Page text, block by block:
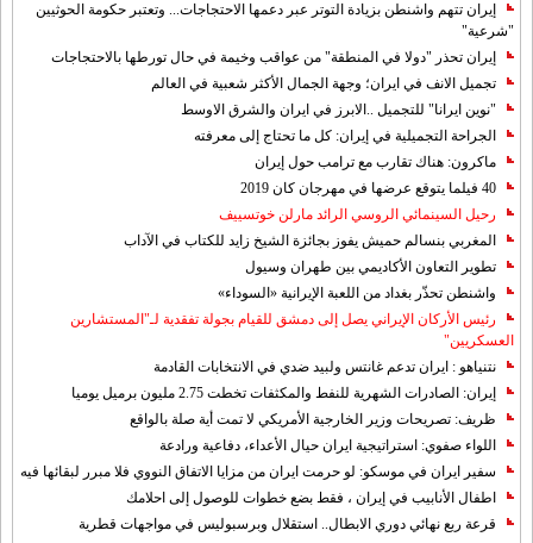
إيران تتهم واشنطن بزيادة التوتر عبر دعمها الاحتجاجات... وتعتبر حكومة الحوثيين
"شرعية"
إيران تحذر "دولا في المنطقة" من عواقب وخيمة في حال تورطها بالاحتجاجات
تجميل الانف في ايران؛ وجهة الجمال الأكثر شعبية في العالم
"نوين ايرانا" للتجميل ..الابرز في ايران والشرق الاوسط
الجراحة التجميلية في إيران: كل ما تحتاج إلى معرفته
ماكرون: هناك تقارب مع ترامب حول إيران
40 فيلما يتوقع عرضها في مهرجان كان 2019
رحيل السينمائي الروسي الرائد مارلن خوتسييف
المغربي بنسالم حميش يفوز بجائزة الشيخ زايد للكتاب في الآداب
تطوير التعاون الأكاديمي بين طهران وسيول
واشنطن تحذّر بغداد من اللعبة الإيرانية «السوداء»
رئيس الأركان الإيراني يصل إلى دمشق للقيام بجولة تفقدية لـ"المستشارين
العسكريين"
نتنياهو : ايران تدعم غانتس ولبيد ضدي في الانتخابات القادمة
إيران: الصادرات الشهریة للنفط والمكثفات تخطت 2.75 مليون برميل يوميا
ظريف: تصريحات وزير الخارجية الأمريكي لا تمت أية صلة بالواقع
اللواء صفوي: استراتيجية ايران حيال الأعداء، دفاعية ورادعة
سفير ايران في موسكو: لو حرمت ايران من مزايا الاتفاق النووي فلا مبرر لبقائها فيه
اطفال الأنابيب في إيران ، فقط بضع خطوات للوصول إلى احلامك
قرعة ربع نهائي دوري الابطال.. استقلال وبرسبوليس في مواجهات قطرية